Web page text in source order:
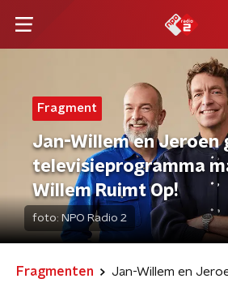
Fragment
Jan-Willem en Jeroen
televisieprogramma
Willem Ruimt Op!
foto: NPO Radio 2
Fragmenten